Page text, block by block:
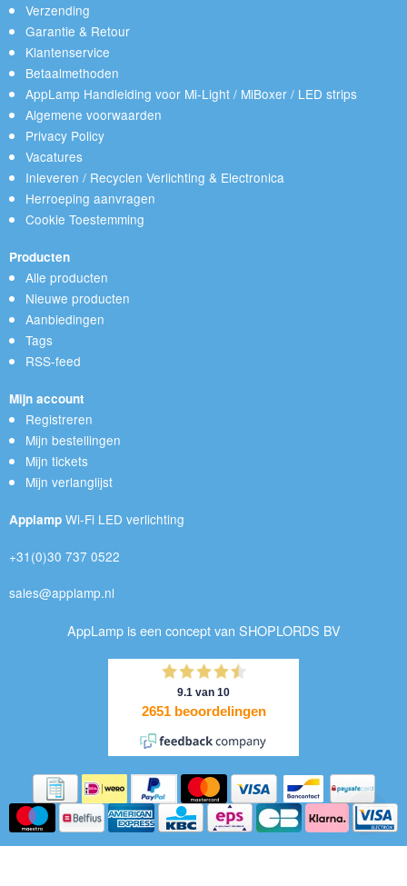
Verzending
Garantie & Retour
Klantenservice
Betaalmethoden
AppLamp Handleiding voor Mi-Light / MiBoxer / LED strips
Algemene voorwaarden
Privacy Policy
Vacatures
Inleveren / Recyclen Verlichting & Electronica
Herroeping aanvragen
Cookie Toestemming
Producten
Alle producten
Nieuwe producten
Aanbiedingen
Tags
RSS-feed
Mijn account
Registreren
Mijn bestellingen
Mijn tickets
Mijn verlanglijst
Applamp Wi-Fi LED verlichting
+31(0)30 737 0522
sales@applamp.nl
AppLamp is een concept van SHOPLORDS BV